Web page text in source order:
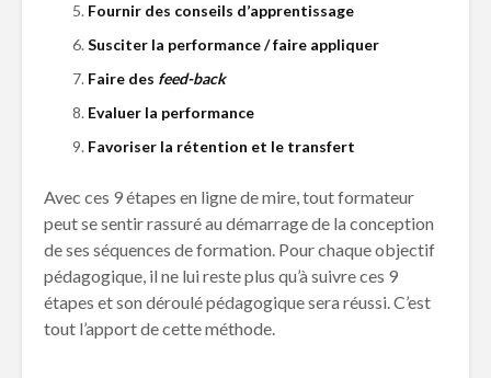
Fournir des conseils d’apprentissage
Susciter la performance / faire appliquer
Faire des feed-back
Evaluer la performance
Favoriser la rétention et le transfert
Avec ces 9 étapes en ligne de mire, tout formateur
peut se sentir rassuré au démarrage de la conception
de ses séquences de formation. Pour chaque objectif
pédagogique, il ne lui reste plus qu’à suivre ces 9
étapes et son déroulé pédagogique sera réussi. C’est
tout l’apport de cette méthode.